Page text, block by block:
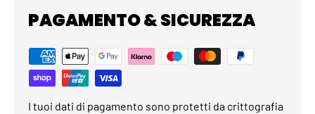
PAGAMENTO & SICUREZZA
I tuoi dati di pagamento sono protetti da crittografia